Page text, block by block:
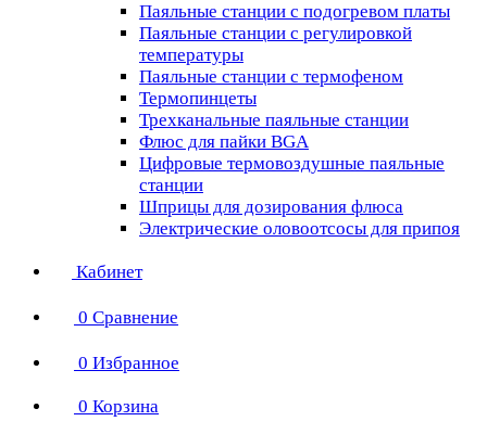
Паяльные станции с подогревом платы
Паяльные станции с регулировкой
температуры
Паяльные станции с термофеном
Термопинцеты
Трехканальные паяльные станции
Флюс для пайки BGA
Цифровые термовоздушные паяльные
станции
Шприцы для дозирования флюса
Электрические оловоотсосы для припоя
Кабинет
0 Сравнение
0 Избранное
0 Корзина